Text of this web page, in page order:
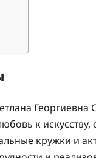
Георгиевна
к
кружки и